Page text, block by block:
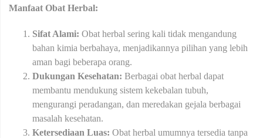
Manfaat Obat Herbal:
Sifat Alami: Obat herbal sering kali tidak mengandung
bahan kimia berbahaya, menjadikannya pilihan yang lebih
aman bagi beberapa orang.
Dukungan Kesehatan: Berbagai obat herbal dapat
membantu mendukung sistem kekebalan tubuh,
mengurangi peradangan, dan meredakan gejala berbagai
masalah kesehatan.
Ketersediaan Luas: Obat herbal umumnya tersedia tanpa